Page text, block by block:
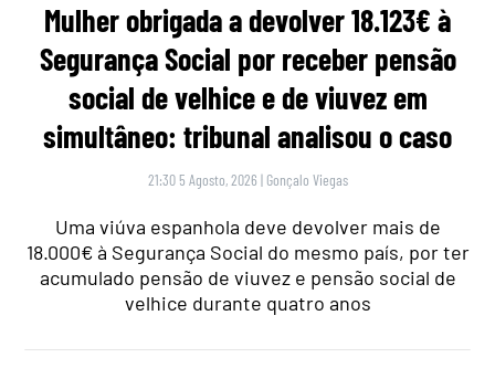
Mulher obrigada a devolver 18.123€ à
Segurança Social por receber pensão
social de velhice e de viuvez em
simultâneo: tribunal analisou o caso
21:30 5 Agosto, 2026 | Gonçalo Viegas
Uma viúva espanhola deve devolver mais de
18.000€ à Segurança Social do mesmo país, por ter
acumulado pensão de viuvez e pensão social de
velhice durante quatro anos